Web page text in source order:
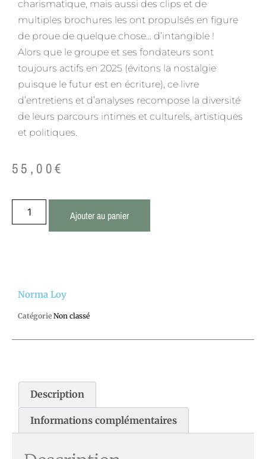
charismatique, mais aussi des clips et de
multiples brochures les ont propulsés en figure
de proue de quelque chose… d’intangible !
Alors que le groupe et ses fondateurs sont
toujours actifs en 2025 (évitons la nostalgie
puisque le futur est en écriture), ce livre
d’entretiens et d’analyses recompose la diversité
de leurs parcours intimes et culturels, artistiques
et politiques.
55,00€
Ajouter au panier
Norma Loy
Catégorie Non classé
Description
Informations complémentaires